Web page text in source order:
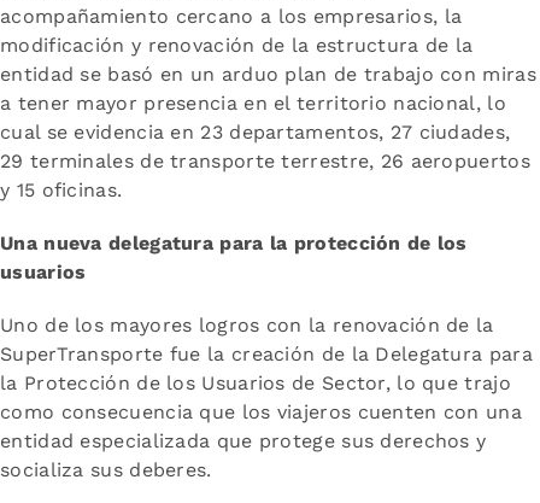
acompañamiento cercano a los empresarios, la
modificación y renovación de la estructura de la
entidad se basó en un arduo plan de trabajo con miras
a tener mayor presencia en el territorio nacional, lo
cual se evidencia en 23 departamentos, 27 ciudades,
29 terminales de transporte terrestre, 26 aeropuertos
y 15 oficinas.
Una nueva delegatura para la protección de los
usuarios
Uno de los mayores logros con la renovación de la
SuperTransporte fue la creación de la Delegatura para
la Protección de los Usuarios de Sector, lo que trajo
como consecuencia que los viajeros cuenten con una
entidad especializada que protege sus derechos y
socializa sus deberes.